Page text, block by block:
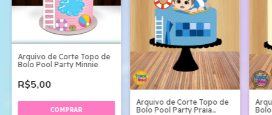
Arquivo de Corte Topo de
Bolo Pool Party Minnie
R$5,00
Arquivo de Corte Topo de
Bolo Pool Party Praia